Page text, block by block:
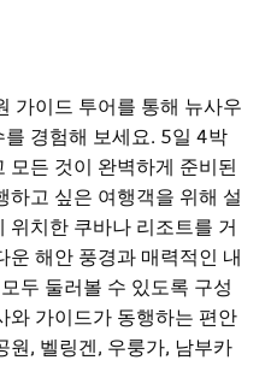
가이드 투어를 통해 뉴사우
경험해 보세요. 5일 4박
모든 것이 완벽하게 준비된
하고 싶은 여행객을 위해 설
위치한 쿠바나 리조트를 거
운 해안 풍경과 매력적인 내
두 둘러볼 수 있도록 구성
와 가이드가 동행하는 편안
원, 벨링겐, 우룽가, 남부카